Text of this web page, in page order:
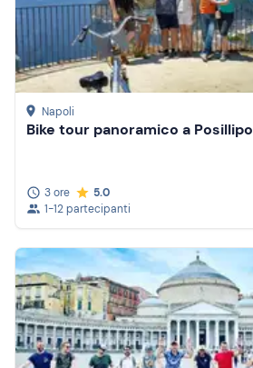
Napoli
Bike tour panoramico a Posillipo
3 ore
5.0
1-12 partecipanti